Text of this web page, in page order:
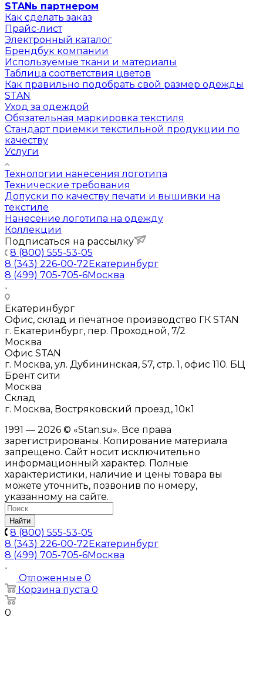
STANь партнером
Как сделать заказ
Прайс-лист
Электронный каталог
Брендбук компании
Используемые ткани и материалы
Таблица соответствия цветов
Как правильно подобрать свой размер одежды
STAN
Уход за одеждой
Обязательная маркировка текстиля
Стандарт приемки текстильной продукции по
качеству
Услуги
Технологии нанесения логотипа
Технические требования
Допуски по качеству печати и вышивки на
текстиле
Нанесение логотипа на одежду
Коллекции
Подписаться на рассылку
8 (800) 555-53-05
8 (343) 226-00-72 Екатеринбург
8 (499) 705-705-6Москва
Екатеринбург
Офис, склад и печатное производство ГК STAN
г. Екатеринбург, пер. Проходной, 7/2
Москва
Офис STAN
г. Москва, ул. Дубининская, 57, стр. 1, офис 110. БЦ
Брент сити
Москва
Склад
г. Москва, Востряковский проезд, 10к1
1991 — 2026 © «Stan.su». Все права
зарегистрированы. Копирование материала
запрещено. Сайт носит исключительно
информационный характер. Полные
характеристики, наличие и цены товара вы
можете уточнить, позвонив по номеру,
указанному на сайте.
Найти
8 (800) 555-53-05
8 (343) 226-00-72 Екатеринбург
8 (499) 705-705-6Москва
Отложенные 0
Корзина пуста 0
0